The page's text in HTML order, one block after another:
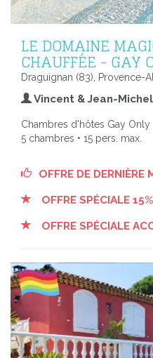
LE DOMAINE
CHAUFFÉE - GAY
Draguignan (83), Provence-
Vincent & Jean-Michel
Chambres d'hôtes Gay Only
5 chambres • 15 pers. max.
OFFRE DE DERNIÈRE
OFFRE SPÉCIALE
OFFRE SPÉCIALE